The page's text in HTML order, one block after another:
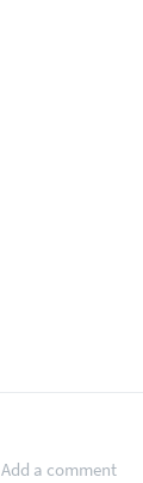
Add a comment